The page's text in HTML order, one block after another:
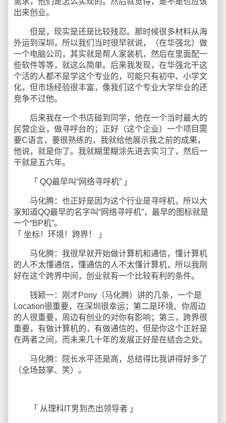
出来创业。
但是，现实是还是比较残忍。那时候很多材料从海
外运到深圳，所以我们当时很早就说，（在华强北）做
一个电脑公司，其实就是帮人家装机，然后在里面配一
些软件等等，就这么简单。后来我发现，在华强北干这
个活的人都不是学这个专业的，可能只有初中、小学文
化，但市场经验很丰富，像我们这个专业大学毕业的还
竞争不过他。
后来我在一个书店碰到同学，他在一个当时最大的
民营企业，做寻呼台的；正好（这个企业）一个项目需
要C语言，要很熟练的，我就给他展示我之前的成果，
他说，就是你了。我就糊里糊涂先进去实习了，然后一
干就是五六年。
「 QQ最早叫“网络寻呼机” 」
马化腾：也正好是因为这个行业是寻呼机，所以大
家知道QQ最早的名字叫“网络寻呼机”，最早的图标就是
一个“BP机”。
「 坐标！环境！跨界！ 」
马化腾：我很早就开始做计算机和通信，懂计算机
的人不太懂通信，懂通信的人不太懂计算机，所以我刚
好在这个跨界中间，创业就有一个比较有利的条件。
钱颖一：刚才Pony（马化腾）讲的几条，一个是
Location很重要，在深圳很幸运；第二是环境、你周边
的人很重要，周边有创业的对你有影响；第三，跨界很
重要，有做计算机的，有做通信的，但是你这个正好是
在两者之间，而未来几十年的发展正好是在结合之处。
马化腾：院长水平还是高，总结得比我讲得好多了
（全场鼓掌、笑）。
「 从理科IT男到杰出领导者 」